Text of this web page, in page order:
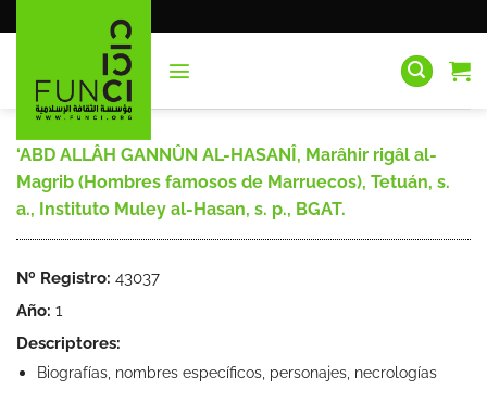
al
‘ABD ALLÂH GANNÛN AL-HASANÎ, Marâhir rigâl al-
Magrib (Hombres famosos de Marruecos), Tetuán, s.
a., Instituto Muley al-Hasan, s. p., BGAT.
Nº Registro: 43037
Año: 1
Descriptores:
Biografías, nombres específicos, personajes, necrologías